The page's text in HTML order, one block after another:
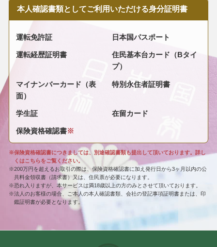
本人確認書類としてご利用いただける身分証明書
運転免許証 日本国パスポート
運転経歴証明書
住民基本台カード（Bタイ
プ）
マイナンバーカード（表
面）
特別永住者証明書
学生証 在留カード
保険資格確認書※
※保険資格確認書につきましては、別途確認書類も提出して頂いております。詳し
くはこちらをご覧ください。
※200万円を超えるお取引の際は、保険資格確認書に加え発行日から3ヶ月以内の公
共料金領収書（請求書）又は、住民票が必要になります。
※恐れ入りますが、本サービスは満18歳以上の方のみとさせて頂いております。
※法人のお客様の場合、ご本人の本人確認書類、会社の登記事項証明書または、印
鑑証明書が必要となります。